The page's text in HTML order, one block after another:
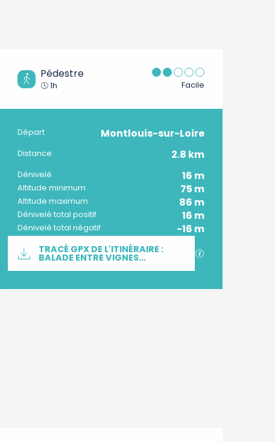
Pédestre
1h Facile
Informations pratiques
Départ Montlouis-sur-Loire
Distance 2.8 km
Dénivelé 16 m
Altitude minimum 75 m
Altitude maximum 86 m
Dénivelé total positif 16 m
Dénivelé total négatif -16 m
Documentation
TRACÉ GPX DE L'ITINÉRAIRE :
BALADE ENTRE VIGNES...